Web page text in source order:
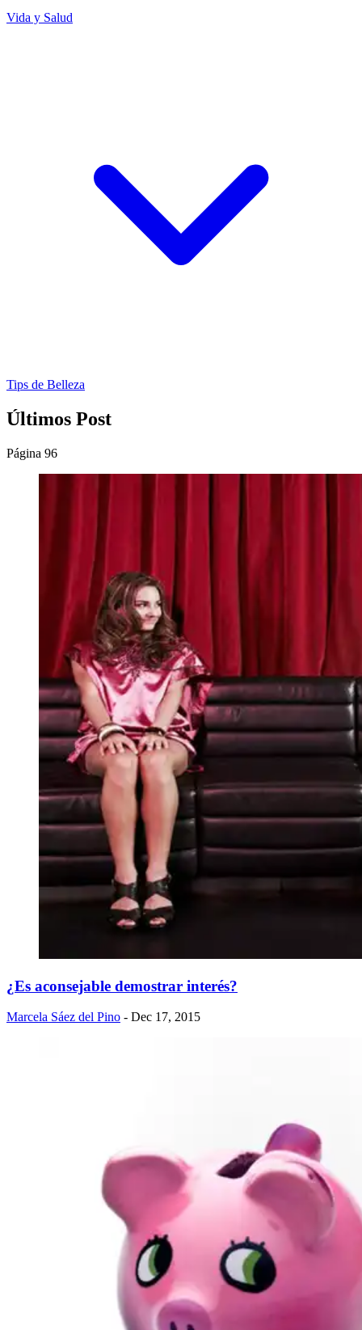
Vida y Salud
Tips de Belleza
Últimos Post
Página 96
¿Es aconsejable demostrar interés?
Marcela Sáez del Pino - Dec 17, 2015